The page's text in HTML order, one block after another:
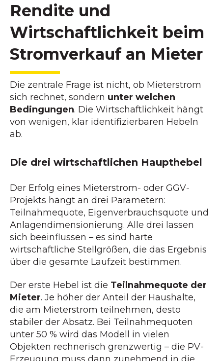
Rendite und
Wirtschaftlichkeit beim
Stromverkauf an Mieter
Die zentrale Frage ist nicht, ob Mieterstrom
sich rechnet, sondern unter welchen
Bedingungen. Die Wirtschaftlichkeit hängt
von wenigen, klar identifizierbaren Hebeln
ab.
Die drei wirtschaftlichen Haupthebel
Der Erfolg eines Mieterstrom- oder GGV-
Projekts hängt an drei Parametern:
Teilnahmequote, Eigenverbrauchsquote und
Anlagendimensionierung. Alle drei lassen
sich beeinflussen – es sind harte
wirtschaftliche Stellgrößen, die das Ergebnis
über die gesamte Laufzeit bestimmen.
Der erste Hebel ist die Teilnahmequote der
Mieter. Je höher der Anteil der Haushalte,
die am Mieterstrom teilnehmen, desto
stabiler der Absatz. Bei Teilnahmequoten
unter 50 % wird das Modell in vielen
Objekten rechnerisch grenzwertig – die PV-